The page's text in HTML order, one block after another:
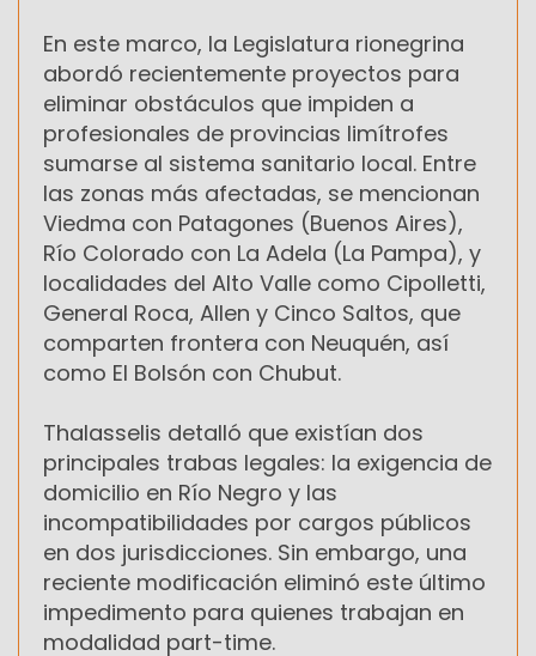
En este marco, la Legislatura rionegrina
abordó recientemente proyectos para
eliminar obstáculos que impiden a
profesionales de provincias limítrofes
sumarse al sistema sanitario local. Entre
las zonas más afectadas, se mencionan
Viedma con Patagones (Buenos Aires),
Río Colorado con La Adela (La Pampa), y
localidades del Alto Valle como Cipolletti,
General Roca, Allen y Cinco Saltos, que
comparten frontera con Neuquén, así
como El Bolsón con Chubut.
Thalasselis detalló que existían dos
principales trabas legales: la exigencia de
domicilio en Río Negro y las
incompatibilidades por cargos públicos
en dos jurisdicciones. Sin embargo, una
reciente modificación eliminó este último
impedimento para quienes trabajan en
modalidad part-time.